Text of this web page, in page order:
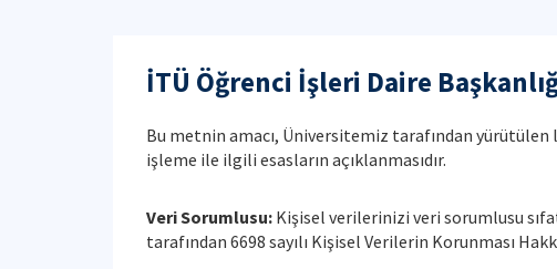
İTÜ Öğrenci İşleri Daire
Bu metnin amacı, Üniversitemiz tarafından
işleme ile ilgili esasların açıklanmasıdır.
Veri Sorumlusu: Kişisel verilerinizi veri sorumlusu
tarafından 6698 sayılı Kişisel Verilerin Korunması